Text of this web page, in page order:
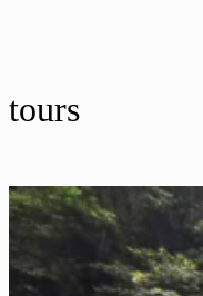
tours